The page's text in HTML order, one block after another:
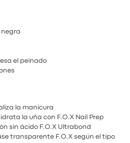
negra
el peinado
la manicura
la uña con F.O.X Nail Prep
sin ácido F.O.X Ultrabond
transparente F.O.X según el tipo